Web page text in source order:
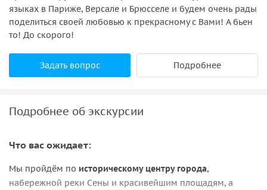
языках в Париже, Версале и Брюсселе и будем очень рады
поделиться своей любовью к прекрасному с Вами! А бьен
то! До скорого!
Задать вопрос Подробнее
Подробнее об экскурсии
Что вас ожидает:
Мы пройдём по историческому центру города,
набережной реки Сены и красивейшим площадям, а